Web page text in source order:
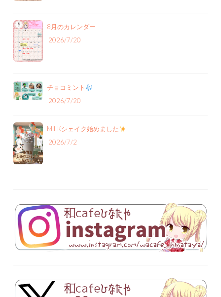
8月のカレンダー
2026/7/20
チョコミント
2026/7/20
MILKシェイク始めました
2026/7/2